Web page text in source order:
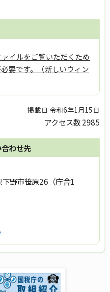
ァイルをご覧いただくため
要です。（新しいウィン
掲載日 令和6年1月15日
アクセス数2985
わせ先
野市笹原26（庁舎1